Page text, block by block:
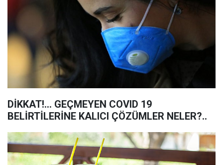
DİKKAT!... GEÇMEYEN COVID 19
BELİRTİLERİNE KALICI ÇÖZÜMLER NELER?..